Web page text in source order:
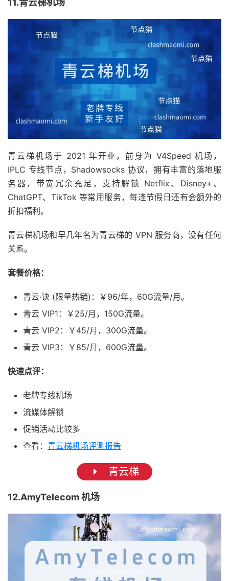
11.青云梯机场
青云梯机场于 2021 年开业，前身为 V4Speed 机场，
IPLC 专线节点，Shadowsocks 协议，拥有丰富的落地服
务器，带宽冗余充足，支持解锁 Netflix、Disney+、
ChatGPT、TikTok 等常用服务，每逢节假日还有会额外的
折扣福利。
青云梯机场和早几年名为青云梯的 VPN 服务商，没有任何
关系。
套餐价格：
青云·诀 (限量热销)：￥96/年，60G流量/月。
青云 VIP1：￥25/月，150G流量。
青云 VIP2：￥45/月，300G流量。
青云 VIP3：￥85/月，600G流量。
快速点评：
老牌专线机场
流媒体解锁
促销活动比较多
查看： 青云梯机场评测报告
青云梯
12.AmyTelecom 机场